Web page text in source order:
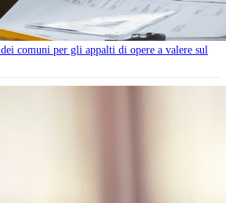
comuni per gli appalti di opere a valere sul